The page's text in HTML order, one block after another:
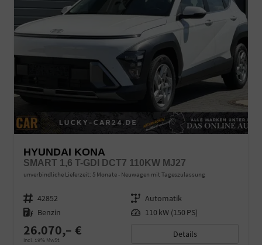
HYUNDAI KONA
SMART 1,6 T-GDI DCT7 110KW MJ27
unverbindliche Lieferzeit: 5 Monate Neuwagen mit Tageszulassung
Fahrzeugnr. 42852 Getriebe Automatik
Kraftstoff Benzin Leistung 110 kW (150 PS)
26.070,– €
incl. 19% MwSt.
Details